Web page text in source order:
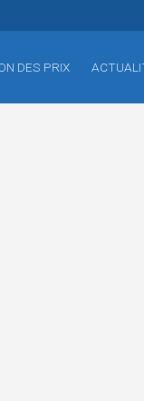
DES PRIX